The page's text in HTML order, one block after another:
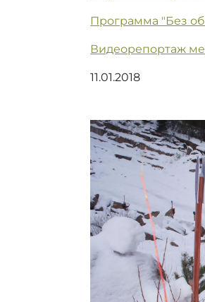
Программа "Без
Видеорепортаж
11.01.2018